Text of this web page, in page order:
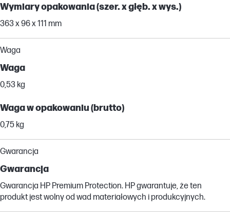
Wymiary opakowania (szer. x głęb. x wys.)
363 x 96 x 111 mm
Waga
Waga
0,53 kg
Waga w opakowaniu (brutto)
0,75 kg
Gwarancja
Gwarancja
Gwarancja HP Premium Protection. HP gwarantuje, że ten
produkt jest wolny od wad materiałowych i produkcyjnych.